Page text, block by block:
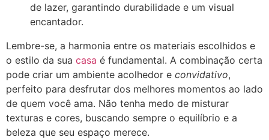
de lazer, garantindo durabilidade e um visual
encantador.
Lembre-se, a harmonia entre os materiais escolhidos e
o estilo da sua casa é fundamental. A combinação certa
pode criar um ambiente acolhedor e convidativo,
perfeito para desfrutar dos melhores momentos ao lado
de quem você ama. Não tenha medo de misturar
texturas e cores, buscando sempre o equilíbrio e a
beleza que seu espaço merece.